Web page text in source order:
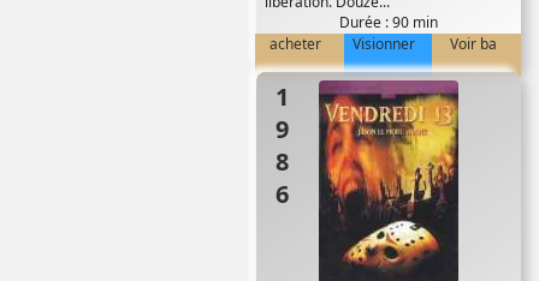
Durée : 90 min
acheter
Visionner Voir ba
1986